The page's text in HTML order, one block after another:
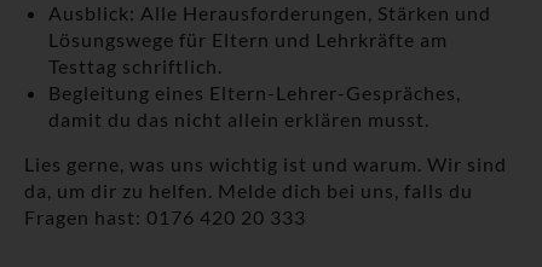
Ausblick: Alle Herausforderungen, Stärken und
Lösungswege für Eltern und Lehrkräfte am
Testtag schriftlich.
Begleitung eines Eltern-Lehrer-Gespräches,
damit du das nicht allein erklären musst.
Lies gerne, was uns wichtig ist und warum. Wir sind
da, um dir zu helfen. Melde dich bei uns, falls du
Fragen hast: 0176 420 20 333